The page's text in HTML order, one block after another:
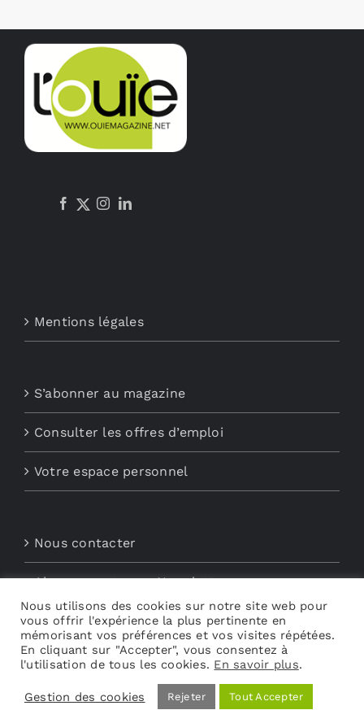
Mentions légales
S’abonner au magazine
Consulter les offres d’emploi
Votre espace personnel
Nous contacter
Abonnements aux Newsletters
Découvrez My Audio
Nous utilisons des cookies sur notre site web pour
vous offrir l'expérience la plus pertinente en
mémorisant vos préférences et vos visites répétées.
En cliquant sur "Accepter", vous consentez à
l'utilisation de tous les cookies. En savoir plus.
Gestion des cookies Rejeter Tout Accepter